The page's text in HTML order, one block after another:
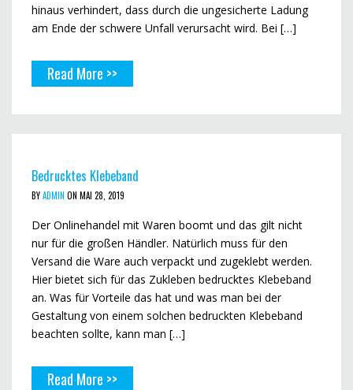
hinaus verhindert, dass durch die ungesicherte Ladung
am Ende der schwere Unfall verursacht wird. Bei […]
Read More >>
Bedrucktes Klebeband
BYADMIN ON MAI 28, 2019
Der Onlinehandel mit Waren boomt und das gilt nicht
nur für die großen Händler. Natürlich muss für den
Versand die Ware auch verpackt und zugeklebt werden.
Hier bietet sich für das Zukleben bedrucktes Klebeband
an. Was für Vorteile das hat und was man bei der
Gestaltung von einem solchen bedruckten Klebeband
beachten sollte, kann man […]
Read More >>